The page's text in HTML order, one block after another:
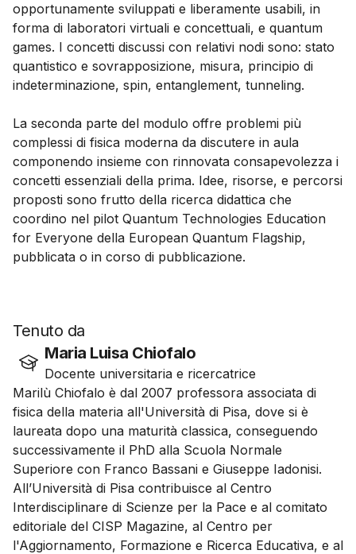
opportunamente sviluppati e liberamente usabili, in
forma di laboratori virtuali e concettuali, e quantum
games. I concetti discussi con relativi nodi sono: stato
quantistico e sovrapposizione, misura, principio di
indeterminazione, spin, entanglement, tunneling.
La seconda parte del modulo offre problemi più
complessi di fisica moderna da discutere in aula
componendo insieme con rinnovata consapevolezza i
concetti essenziali della prima. Idee, risorse, e percorsi
proposti sono frutto della ricerca didattica che
coordino nel pilot Quantum Technologies Education
for Everyone della European Quantum Flagship,
pubblicata o in corso di pubblicazione.
Tenuto da
Maria Luisa Chiofalo
Docente universitaria e ricercatrice
Marilù Chiofalo è dal 2007 professora associata di
fisica della materia all'Università di Pisa, dove si è
laureata dopo una maturità classica, conseguendo
successivamente il PhD alla Scuola Normale
Superiore con Franco Bassani e Giuseppe Iadonisi.
All’Università di Pisa contribuisce al Centro
Interdisciplinare di Scienze per la Pace e al comitato
editoriale del CISP Magazine, al Centro per
l'Aggiornamento, Formazione e Ricerca Educativa, e al